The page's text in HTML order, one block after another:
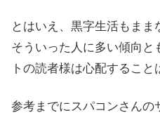
とはいえ、黒字生活もまま
そういった人に多い傾向と
トの読者様は心配すること
参考までにスパコンさんの